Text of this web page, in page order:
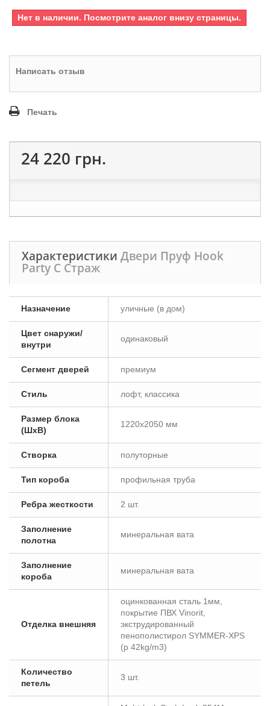
Нет в наличии. Посмотрите аналог внизу страницы.
Написать отзыв
Печать
24 220 грн.
Характеристики Двери Пруф Hook
Party C Страж
Назначение уличные (в дом)
Цвет снаружи/
внутри
одинаковый
Сегмент дверей премиум
Стиль лофт, классика
Размер блока
(ШxВ)
1220x2050 мм
Створка полуторные
Тип короба профильная труба
Ребра жесткости 2 шт.
Заполнение
полотна
минеральная вата
Заполнение
короба
минеральная вата
Отделка внешняя
оцинкованная сталь 1мм,
покрытие ПВХ Vinorit,
экструдированный
пенополистирол SYMMER-XPS
(p 42kg/m3)
Количество
петель
3 шт.